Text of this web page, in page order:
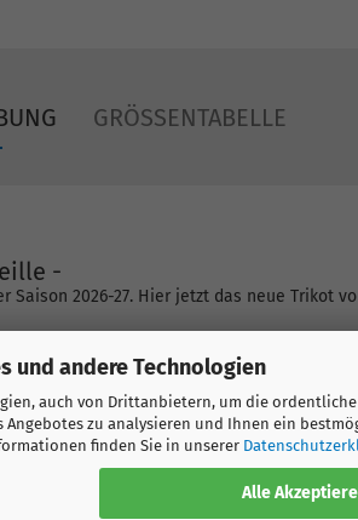
und andere Technologien
auch von Drittanbietern, um die
zu analysieren und Ihnen ein
finden Sie in unserer
Alle
GRÖSSENTABELLE
-
2026-27. Hier jetzt das neue Trikot
Name und Nummer ein. Wir bieten
gedruckt wird.
nach Klein- und Grossschreibung
Logos, Champions League Logos und